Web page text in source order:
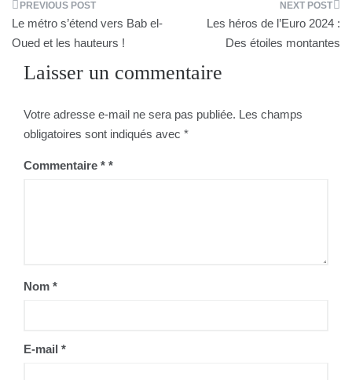
Navigation
de
l’article
Le métro s’étend vers Bab el-
Oued et les hauteurs !
Les héros de l’Euro 2024 :
Des étoiles montantes
Laisser un commentaire
Votre adresse e-mail ne sera pas publiée. Les champs
obligatoires sont indiqués avec *
Commentaire *
Nom *
E-mail *